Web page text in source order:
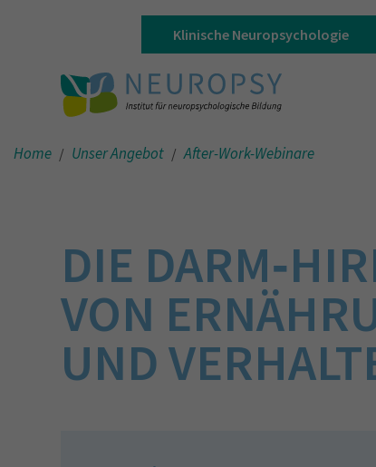
Home Unser Angebot After-Work-Webinare
DIE
VON
UND
Klinische Neuropsychologie